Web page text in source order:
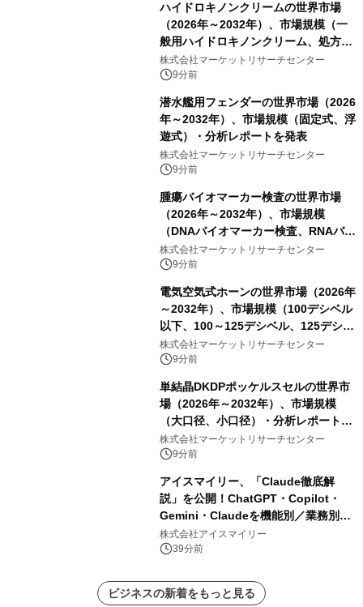
ハイドロキノンクリームの世界市場
（2026年～2032年）、市場規模（一
般用ハイドロキノンクリーム、処方用
ハイドロキノンクリーム）・分析レポ
ートを発表
株式会社マーケットリサーチセンター
9分前
潜水艦用フェンダーの世界市場（2026
年～2032年）、市場規模（固定式、浮
遊式）・分析レポートを発表
株式会社マーケットリサーチセンター
9分前
腫瘍バイオマーカー検査の世界市場
（2026年～2032年）、市場規模
（DNAバイオマーカー検査、RNAバイ
オマーカー検査、タンパク質バイオマ
ーカー検査、細胞ベースのバイオマー
カー検査、多項目バイオマーカー検
査）・分析レポートを発表
株式会社マーケットリサーチセンター
9分前
電気空気式ホーンの世界市場（2026年
～2032年）、市場規模（100デシベル
以下、100～125デシベル、125デシベ
ル以上）・分析レポートを発表
株式会社マーケットリサーチセンター
9分前
単結晶DKDPポッケルスセルの世界市
場（2026年～2032年）、市場規模
（大口径、小口径）・分析レポートを
発表
株式会社マーケットリサーチセンター
9分前
アイスマイリー、「Claude徹底解
説」を公開！ChatGPT・Copilot・
Gemini・Claudeを機能別／業務別に
比較―自社に合う生成AIの選び方がわ
かる実践ガイド
株式会社アイスマイリー
39分前
ビジネスの新着をもっと見る